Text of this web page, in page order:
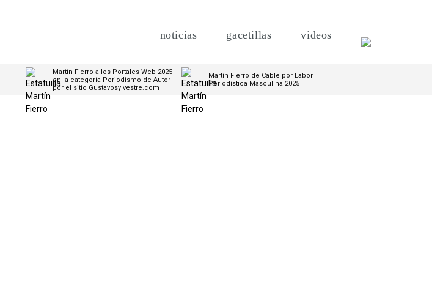
noticias gacetillas videos
Martín Fierro a los Portales Web 2025
en la categoría Periodismo de Autor
por el sitio Gustavosylvestre.com
Martín Fierro de Cable por Labor
Periodística Masculina 2025